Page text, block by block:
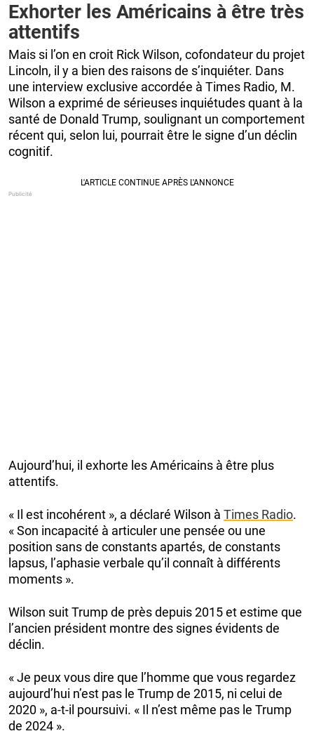
Exhorter les Américains à être très
attentifs
Mais si l’on en croit Rick Wilson, cofondateur du projet
Lincoln, il y a bien des raisons de s’inquiéter. Dans
une interview exclusive accordée à Times Radio, M.
Wilson a exprimé de sérieuses inquiétudes quant à la
santé de Donald Trump, soulignant un comportement
récent qui, selon lui, pourrait être le signe d’un déclin
cognitif.
Aujourd’hui, il exhorte les Américains à être plus
attentifs.
« Il est incohérent », a déclaré Wilson à Times Radio.
« Son incapacité à articuler une pensée ou une
position sans de constants apartés, de constants
lapsus, l’aphasie verbale qu’il connaît à différents
moments ».
Wilson suit Trump de près depuis 2015 et estime que
l’ancien président montre des signes évidents de
déclin.
« Je peux vous dire que l’homme que vous regardez
aujourd’hui n’est pas le Trump de 2015, ni celui de
2020 », a-t-il poursuivi. « Il n’est même pas le Trump
de 2024 ».